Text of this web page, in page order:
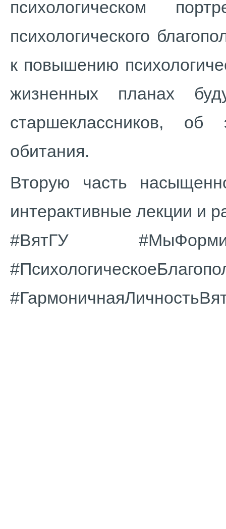
психологическом
психологического
к повышению
жизненных планах
старшеклассников, об
обитания.
Вторую часть
интерактивные лекции и
#ВятГУ